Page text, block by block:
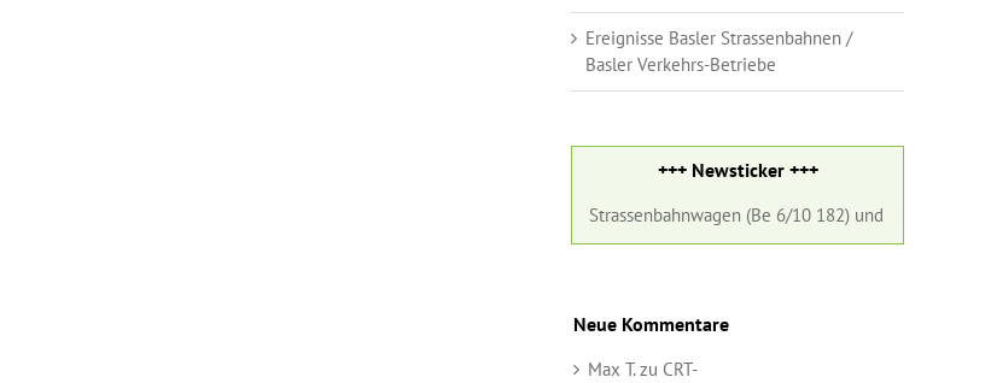
Ereignisse Basler Strassenbahnen /
Basler Verkehrs-Betriebe
+++ Newsticker +++
Ein Strassenbahnwagen (Be 6/10 182) und ein Gelenkbus (Nr. 98) der
Neue Kommentare
Max T.zu CRT-